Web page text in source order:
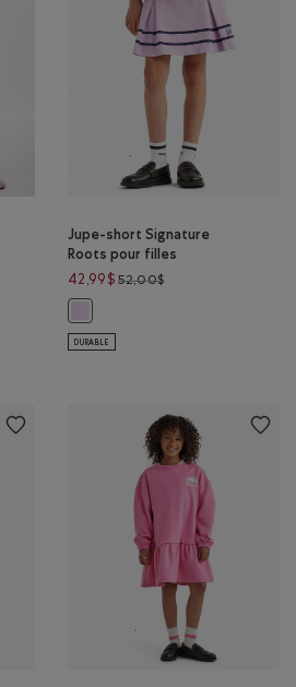
pour fille: IMPRIMÉ À FLEURS Couleur
Jupe-short Signature
Roots pour filles
42,99$ 52,00$Prix réduit de
DURABLE